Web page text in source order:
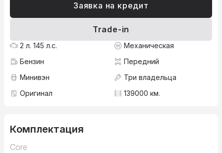
Заявка на кредит
Trade-in
2 л. 145 л.с.
Механическая
Бензин
Передний
Минивэн
Три владельца
Оригинал
139000 км.
Комплектация
Core